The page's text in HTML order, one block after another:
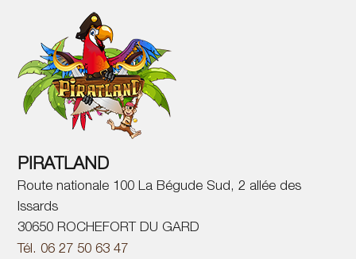
PIRATLAND
Route nationale 100 La Bégude Sud, 2 allée des
Issards
30650 ROCHEFORT DU GARD
Tél. 06 27 50 63 47